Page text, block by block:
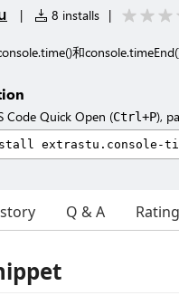
| 8 installs |
和
Code Quick Open (Ctrl+P),
Q & A